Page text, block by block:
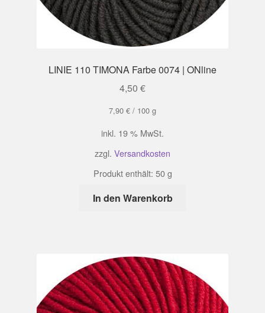
LINIE 110 TIMONA Farbe 0074 | ONline
4,50 €
7,90 € / 100 g
inkl. 19 % MwSt.
zzgl. Versandkosten
Produkt enthält: 50g
In den Warenkorb